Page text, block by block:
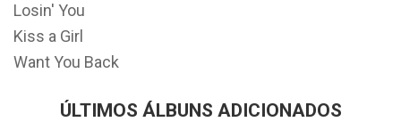
Losin' You
Kiss a Girl
Want You Back
ÚLTIMOS ÁLBUNS ADICIONADOS